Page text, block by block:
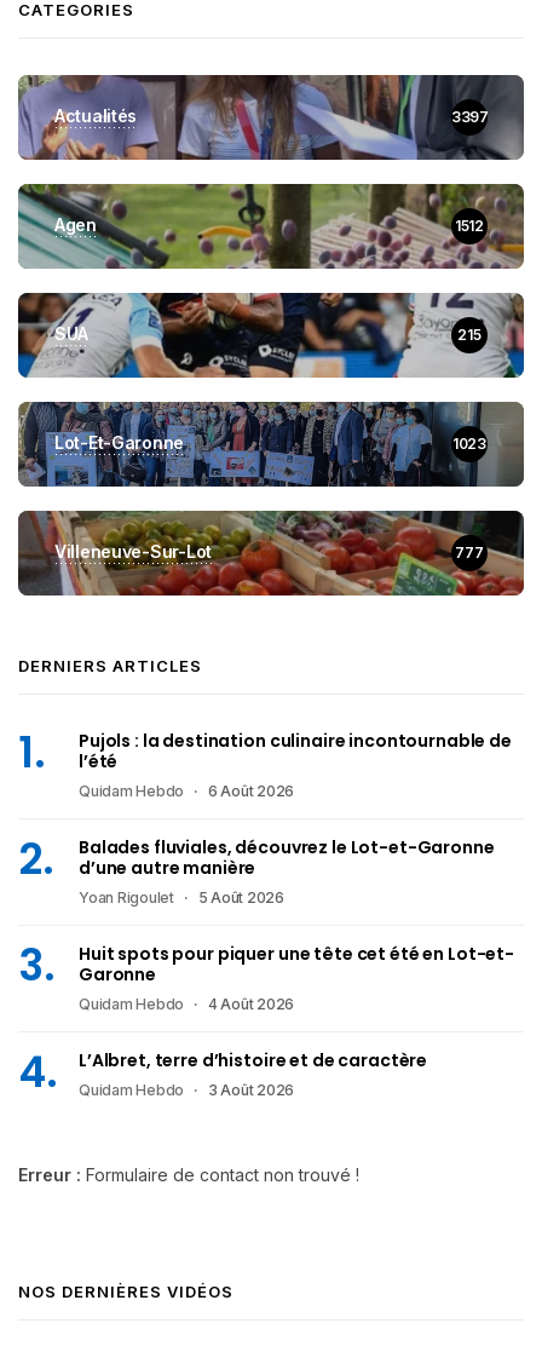
CATEGORIES
Actualités 3397
Agen 1512
SUA 215
Lot-Et-Garonne 1023
Villeneuve-Sur-Lot 777
DERNIERS ARTICLES
Pujols : la destination culinaire incontournable de
l’été
Quidam Hebdo 6 Août 2026
Balades fluviales, découvrez le Lot-et-Garonne
d’une autre manière
Yoan Rigoulet 5 Août 2026
Huit spots pour piquer une tête cet été en Lot-et-
Garonne
Quidam Hebdo 4 Août 2026
L’Albret, terre d’histoire et de caractère
Quidam Hebdo 3 Août 2026
Erreur : Formulaire de contact non trouvé !
NOS DERNIÈRES VIDÉOS